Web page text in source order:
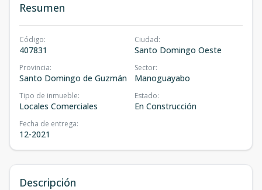
Resumen
Código:
407831
Ciudad:
Santo Domingo Oeste
Provincia:
Santo Domingo de Guzmán
Sector:
Manoguayabo
Tipo de inmueble:
Locales Comerciales
Estado:
En Construcción
Fecha de entrega:
12-2021
Descripción